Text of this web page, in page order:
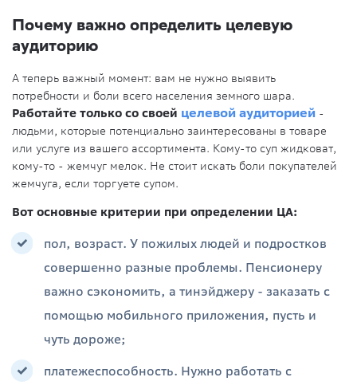
Почему важно определить целевую
аудиторию
А теперь важный момент: вам не нужно выявить
потребности и боли всего населения земного шара.
Работайте только со своей целевой аудиторией -
людьми, которые потенциально заинтересованы в товаре
или услуге из вашего ассортимента. Кому-то суп жидковат,
кому-то - жемчуг мелок. Не стоит искать боли покупателей
жемчуга, если торгуете супом.
Вот основные критерии при определении ЦА:
пол, возраст. У пожилых людей и подростков
совершенно разные проблемы. Пенсионеру
важно сэкономить, а тинэйджеру - заказать с
помощью мобильного приложения, пусть и
чуть дороже;
платежеспособность. Нужно работать с